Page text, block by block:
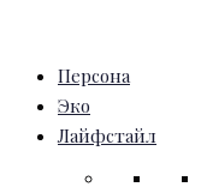
Персона
Эко
Лайфстайл